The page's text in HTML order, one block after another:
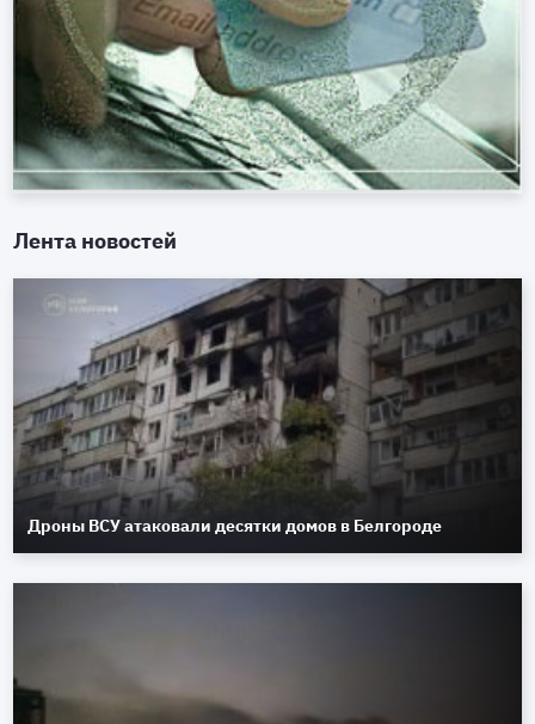
Лента новостей
Дроны ВСУ атаковали десятки домов в Белгороде